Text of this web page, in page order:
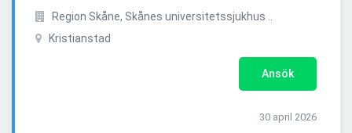
Region Skåne, Skånes universitetssjukhus ..
Kristianstad
Ansök
30 april 2026